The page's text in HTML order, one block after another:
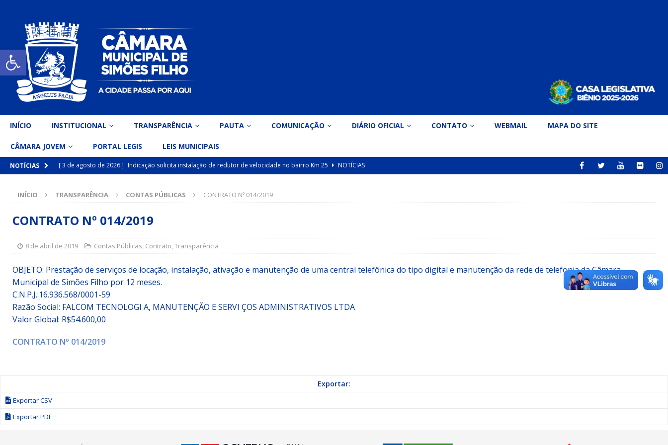
Open toolbar
INÍCIO INSTITUCIONAL TRANSPARÊNCIA PAUTA COMUNICAÇÃO DIÁRIO OFICIAL CONTATO WEBMAIL MAPA DO SITE
CÂMARA JOVEM PORTAL LEGIS LEIS MUNICIPAIS
NOTÍCIAS [ 3 de agosto de 2026 ] Indicação solicita instalação de redutor de velocidade no bairro Km 25
NOTÍCIAS
inclusiva
DESTAQUE
[ 15 de julho de 2026 ]
Vereador Belo Gazineu apresenta Indicação nº 089/2026 para implantação de ginásio de esportes em
[ 15 de julho de 2026 ] Vereador Sérgio Glauber apresenta Indicação nº 088/2026 para pavimentação asfáltica em Mapele
DESTAQUE
[ 3 de agosto de 2026 ] Indicação propõe criação do Programa Municipal “Aluno Nota Dez”
INÍCIO TRANSPARÊNCIA CONTAS PÚBLICAS CONTRATO Nº 014/2019
CONTRATO Nº 014/2019
8 de abril de 2019 Contas Públicas, Contrato,Transparência
OBJETO: Prestação de serviços de locação, instalação, ativação e manutenção de uma central telefônica do tipo digital e manutenção da rede de telefonia da Câmara
Municipal de Simões Filho por 12 meses.
C.N.P.J.:16.936.568/0001-59
Razão Social: FALCOM TECNOLOGI A, MANUTENÇÃO E SERVI ÇOS ADMINISTRATIVOS LTDA
Valor Global: R$54.600,00
CONTRATO Nº 014/2019
Exportar:
Exportar CSV
Exportar PDF